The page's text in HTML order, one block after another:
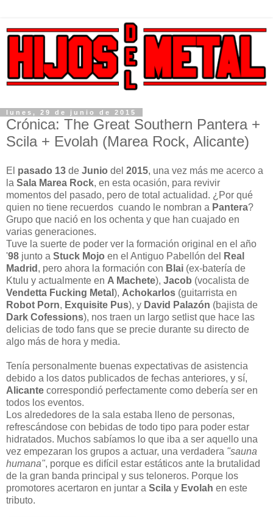
lunes, 29 de junio de 2015
Crónica: The Great Southern Pantera +
Scila + Evolah (Marea Rock, Alicante)
El pasado 13 de Junio del 2015, una vez más me acerco a
la Sala Marea Rock, en esta ocasión, para revivir
momentos del pasado, pero de total actualidad. ¿Por qué
quien no tiene recuerdos cuando le nombran a Pantera?
Grupo que nació en los ochenta y que han cuajado en
varias generaciones.
Tuve la suerte de poder ver la formación original en el año
'98 junto a Stuck Mojo en el Antiguo Pabellón del
Real
Madrid , pero ahora la formación con Blai (ex-batería de
Ktulu y actualmente en A Machete), Jacob (vocalista de
Vendetta Fucking Metal ), Achokarlos (guitarrista en
Robot Porn, Exquisite Pus), y David Palazón (bajista de
Dark Cofessions), nos traen un largo setlist que hace las
delicias de todo fans que se precie durante su directo de
algo más de hora y media.
Tenía personalmente buenas expectativas de asistencia
debido a los datos publicados de fechas anteriores, y sí,
Alicante correspondió perfectamente como debería ser en
todos los eventos.
Los alrededores de la sala estaba lleno de personas,
refrescándose con bebidas de todo tipo para poder estar
hidratados. Muchos sabíamos lo que iba a ser aquello una
vez empezaran los grupos a actuar, una verdadera "sauna
humana", porque es difícil estar estáticos ante la brutalidad
de la gran banda principal y sus teloneros. Porque los
promotores acertaron en juntar a Scila y Evolah en este
tributo.